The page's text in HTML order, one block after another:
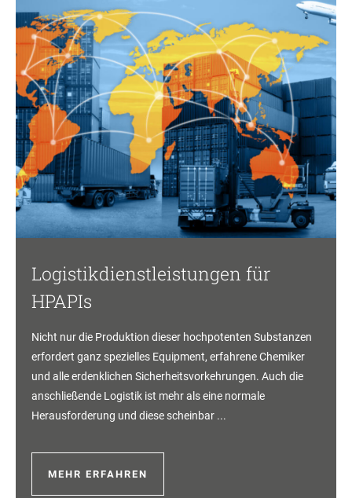
Logistikdienstleistungen für
HPAPIs
Nicht nur die Produktion dieser hochpotenten Substanzen
erfordert ganz spezielles Equipment, erfahrene Chemiker
und alle erdenklichen Sicherheitsvorkehrungen. Auch die
anschließende Logistik ist mehr als eine normale
Herausforderung und diese scheinbar ...
MEHR ERFAHREN